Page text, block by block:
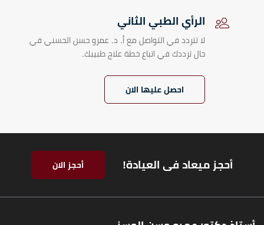
الرأي الطبي الثاني
لا تتردد في التواصل مع أ. د. عمرو حسن الحسني في
حال ترددك في اتباع خطة علاج طبيبك.
احصل عليها الان
أحجز ميعاد فى العيادة! أحجز الان